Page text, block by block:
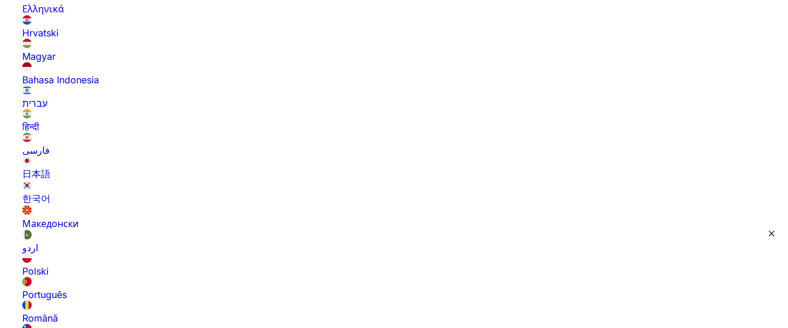
Ελληνικά
Hrvatski
Magyar
Bahasa Indonesia
עברית
हिन्दी
فارسی
日本語
한국어
Македонски
اردو
Polski
Português
Română